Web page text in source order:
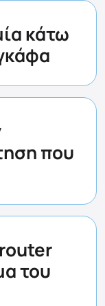
κάτω
που
του